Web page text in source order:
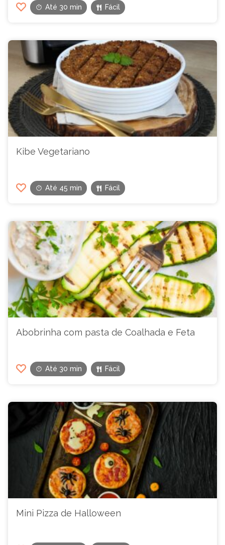
Até 30 min Fácil
Kibe Vegetariano
Até 45 min Fácil
Abobrinha com pasta de Coalhada e Feta
Até 30 min Fácil
Mini Pizza de Halloween